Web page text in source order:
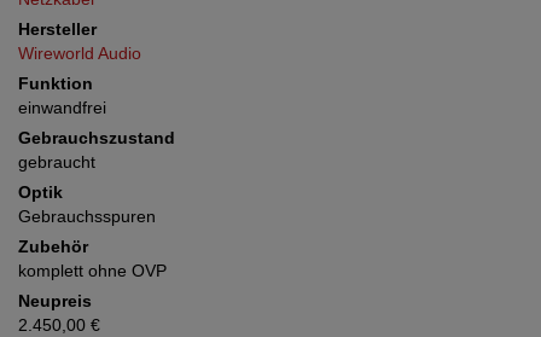
Hersteller
Wireworld Audio
Funktion
einwandfrei
Gebrauchszustand
gebraucht
Optik
Gebrauchsspuren
Zubehör
komplett ohne OVP
Neupreis
2.450,00 €